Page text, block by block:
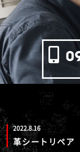
2022.8.16
革シートリペア